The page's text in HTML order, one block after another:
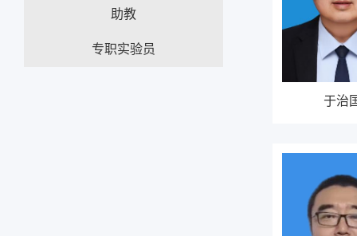
助教
专职实验员
于治